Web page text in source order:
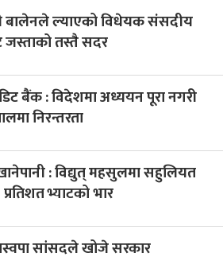
बालेनले ल्याएको विधेयक संसदीय
जस्ताको तस्तै सदर
बैंक : विदेशमा अध्ययन पूरा नगरी
निरन्तरता
: विद्युत् महसुलमा सहुलियत
भ्याटको भार
सांसदले खोजे सरकार